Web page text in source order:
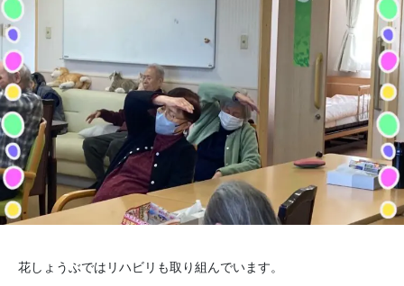
花しょうぶではリハビリも取り組んでいます。